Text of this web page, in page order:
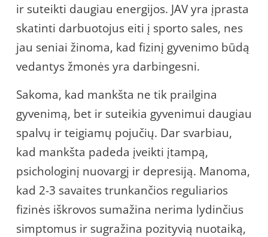
ir suteikti daugiau energijos. JAV yra įprasta
skatinti darbuotojus eiti į sporto sales, nes
jau seniai žinoma, kad fizinį gyvenimo būdą
vedantys žmonės yra darbingesni.
Sakoma, kad mankšta ne tik prailgina
gyvenimą, bet ir suteikia gyvenimui daugiau
spalvų ir teigiamų pojučių. Dar svarbiau,
kad mankšta padeda įveikti įtampą,
psichologinį nuovargį ir depresiją. Manoma,
kad 2-3 savaites trunkančios reguliarios
fizinės iškrovos sumažina nerima lydinčius
simptomus ir sugražina pozityvią nuotaiką,